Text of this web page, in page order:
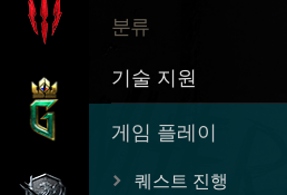
분류
기술 지원
게임 플레이
퀘스트 진행